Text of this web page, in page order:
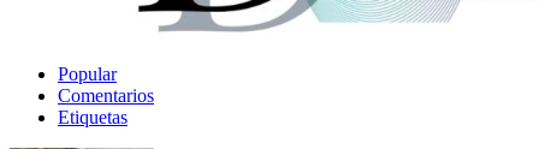
Popular
Comentarios
Etiquetas